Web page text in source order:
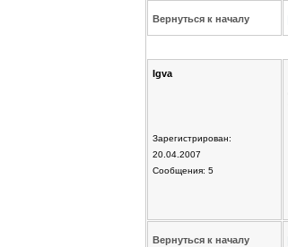
Вернуться к началу
Igva
Зарегистрирован:
20.04.2007
Сообщения: 5
Вернуться к началу